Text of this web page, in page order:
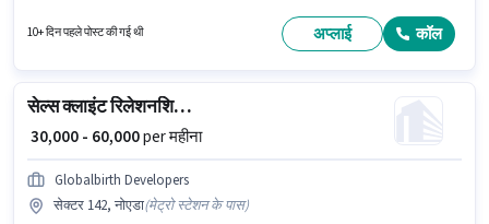
वेतन संरचना मिलती है। यह नौकरी सेक्टर 142, नोएडा में स्थित है। इस पद के लिए उम्मीदवार
10+ दिन पहले पोस्ट की गई थी अप्लाई कॉल
सेल्स क्लाइंट रिलेशनशिप मैनेजर
₹ 30,000 - 60,000per महीना
Globalbirth Developers
सेक्टर 142, नोएडा(मेट्रो स्टेशन के पास)